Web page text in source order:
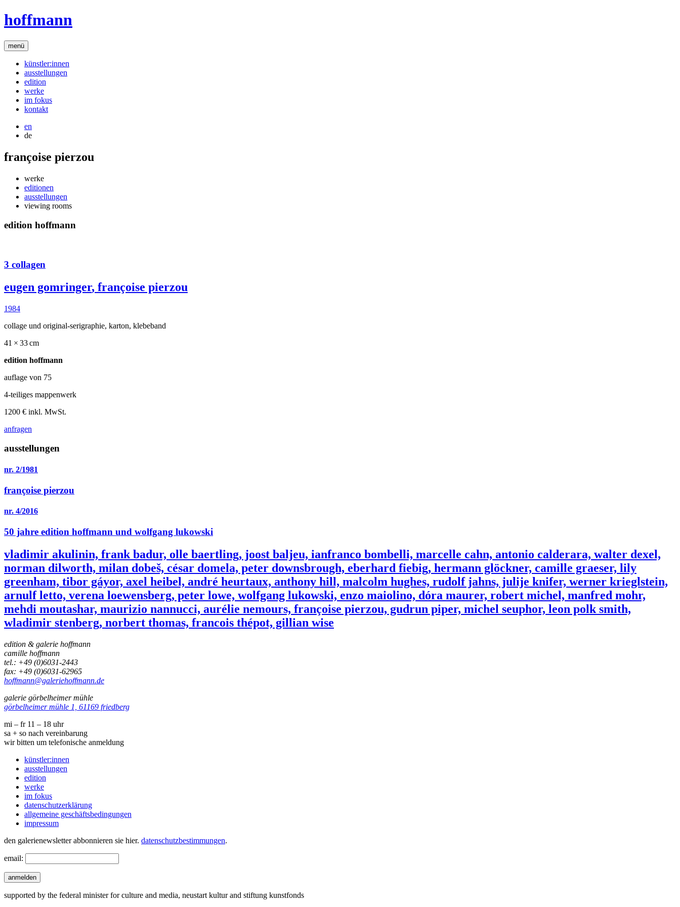
hoffmann
menü
künstler:innen
ausstellungen
edition
werke
im fokus
kontakt
en
de
françoise pierzou
werke
editionen
ausstellungen
viewing rooms
edition hoffmann
3 collagen
eugen gomringer, françoise pierzou
1984
collage und original-serigraphie, karton, klebeband
41 × 33 cm
edition hoffmann
auflage von 75
4-teiliges mappenwerk
1200 € inkl. MwSt.
anfragen
ausstellungen
nr. 2/1981
françoise pierzou
nr. 4/2016
50 jahre edition hoffmann und wolfgang lukowski
vladimir akulinin, frank badur, olle baertling, joost baljeu, ianfranco bombelli, marcelle cahn, antonio calderara, walter dexel,
norman dilworth, milan dobeš, césar domela, peter downsbrough, eberhard fiebig, hermann glöckner, camille graeser, lily
greenham, tibor gáyor, axel heibel, andré heurtaux, anthony hill, malcolm hughes, rudolf jahns, julije knifer, werner krieglstein,
arnulf letto, verena loewensberg, peter lowe, wolfgang lukowski, enzo maiolino, dóra maurer, robert michel, manfred mohr,
mehdi moutashar, maurizio nannucci, aurélie nemours, françoise pierzou, gudrun piper, michel seuphor, leon polk smith,
wladimir stenberg, norbert thomas, francois thépot, gillian wise
edition & galerie hoffmann
camille hoffmann
tel.: +49 (0)6031-2443
fax: +49 (0)6031-62965
hoffmann@galeriehoffmann.de
galerie görbelheimer mühle
görbelheimer mühle 1, 61169 friedberg
mi – fr 11 – 18 uhr
sa + so nach vereinbarung
wir bitten um telefonische anmeldung
künstler:innen
ausstellungen
edition
werke
im fokus
datenschutzerklärung
allgemeine geschäftsbedingungen
impressum
den galerienewsletter abbonnieren sie hier. datenschutzbestimmungen.
email:
anmelden
supported by the federal minister for culture and media, neustart kultur and stiftung kunstfonds